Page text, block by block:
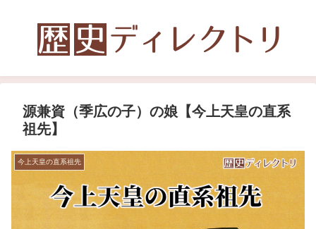
源兼資（季広の子）の娘【今上天皇の直系
祖先】
今上天皇の直系祖先